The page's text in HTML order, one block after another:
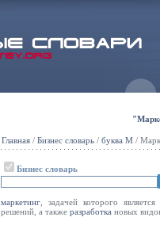
Главная / Бизнес словарь / буква М /
Бизнес словарь
маркетинг , задачей которого
решений, а также разработка новых